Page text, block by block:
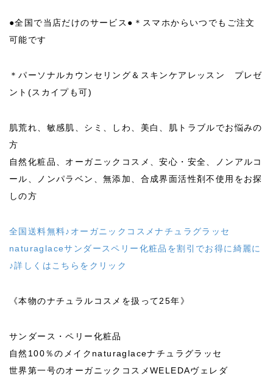
●全国で当店だけのサービス●＊スマホからいつでもご注文
可能です
＊パーソナルカウンセリング＆スキンケアレッスン プレゼ
ント(スカイプも可)
肌荒れ、敏感肌、シミ、しわ、美白、肌トラブルでお悩みの
方
自然化粧品、オーガニックコスメ、安心・安全、ノンアルコ
ール、ノンパラベン、無添加、合成界面活性剤不使用をお探
しの方
全国送料無料♪オーガニックコスメナチュラグラッセ
naturaglaceサンダースペリー化粧品を割引でお得に綺麗に
♪詳しくはこちらをクリック
《本物のナチュラルコスメを扱って25年》
サンダース・ペリー化粧品
自然100％のメイクnaturaglaceナチュラグラッセ
世界第一号のオーガニックコスメWELEDAヴェレダ